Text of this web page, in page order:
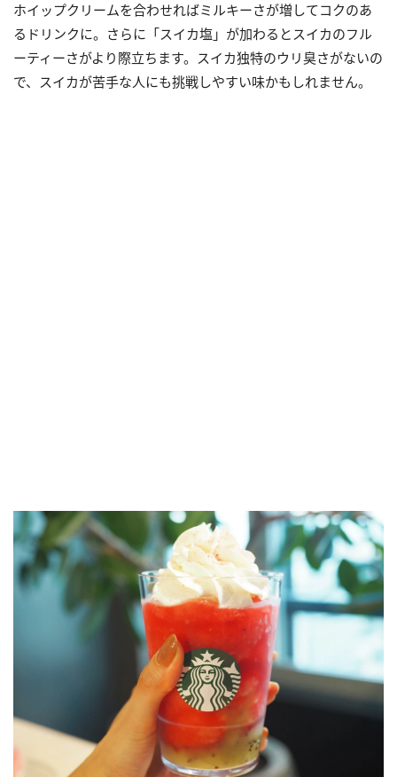
ホイップクリームを合わせればミルキーさが増してコクのあ
るドリンクに。さらに「スイカ塩」が加わるとスイカのフル
ーティーさがより際立ちます。スイカ独特のウリ臭さがないの
で、スイカが苦手な人にも挑戦しやすい味かもしれません。